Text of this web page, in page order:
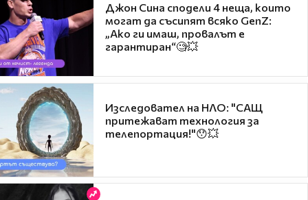
Джон Сина сподели 4 неща, които
могат да съсипят всяко GenZ:
„Ако ги имаш, провалът е
гарантиран“🧐💥
Изследовател на НЛО: "САЩ
притежават технология за
телепортация!"😯💥